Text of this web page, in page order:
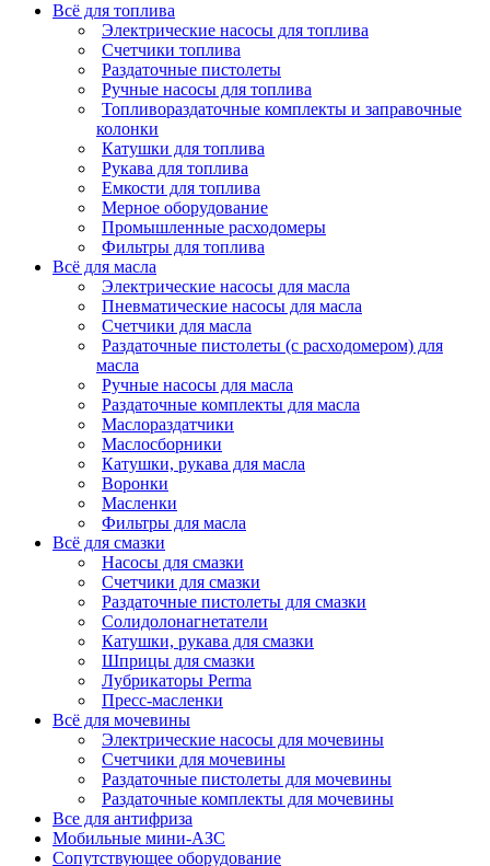
Всё для топлива
Электрические насосы для топлива
Счетчики топлива
Раздаточные пистолеты
Ручные насосы для топлива
Топливораздаточные комплекты и заправочные
колонки
Катушки для топлива
Рукава для топлива
Емкости для топлива
Мерное оборудование
Промышленные расходомеры
Фильтры для топлива
Всё для масла
Электрические насосы для масла
Пневматические насосы для масла
Счетчики для масла
Раздаточные пистолеты (с расходомером) для
масла
Ручные насосы для масла
Раздаточные комплекты для масла
Маслораздатчики
Маслосборники
Катушки, рукава для масла
Воронки
Масленки
Фильтры для масла
Всё для смазки
Насосы для смазки
Счетчики для смазки
Раздаточные пистолеты для смазки
Солидолонагнетатели
Катушки, рукава для смазки
Шприцы для смазки
Лубрикаторы Perma
Пресс-масленки
Всё для мочевины
Электрические насосы для мочевины
Счетчики для мочевины
Раздаточные пистолеты для мочевины
Раздаточные комплекты для мочевины
Все для антифриза
Мобильные мини-АЗС
Сопутствующее оборудование